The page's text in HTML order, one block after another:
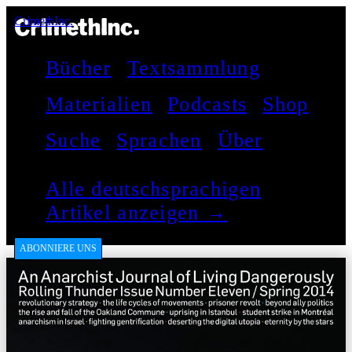
CrimethInc.
Bücher
Textsammlung
Materialien
Podcasts
Shop
Suche
Sprachen Über
Alle deutschsprachigen
Artikel anzeigen →
ABONNIERE UNS